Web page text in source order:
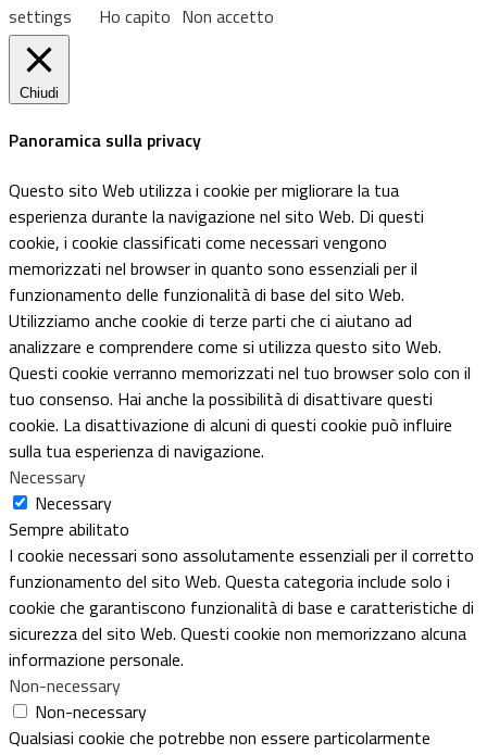
settings
Ho capito Non accetto
Chiudi
Panoramica sulla privacy
Questo sito Web utilizza i cookie per migliorare la tua
esperienza durante la navigazione nel sito Web. Di questi
cookie, i cookie classificati come necessari vengono
memorizzati nel browser in quanto sono essenziali per il
funzionamento delle funzionalità di base del sito Web.
Utilizziamo anche cookie di terze parti che ci aiutano ad
analizzare e comprendere come si utilizza questo sito Web.
Questi cookie verranno memorizzati nel tuo browser solo con il
tuo consenso. Hai anche la possibilità di disattivare questi
cookie. La disattivazione di alcuni di questi cookie può influire
sulla tua esperienza di navigazione.
Necessary
Necessary
Sempre abilitato
I cookie necessari sono assolutamente essenziali per il corretto
funzionamento del sito Web. Questa categoria include solo i
cookie che garantiscono funzionalità di base e caratteristiche di
sicurezza del sito Web. Questi cookie non memorizzano alcuna
informazione personale.
Non-necessary
Non-necessary
Qualsiasi cookie che potrebbe non essere particolarmente